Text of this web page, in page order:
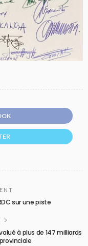
sur une piste
à plus de 147 milliards